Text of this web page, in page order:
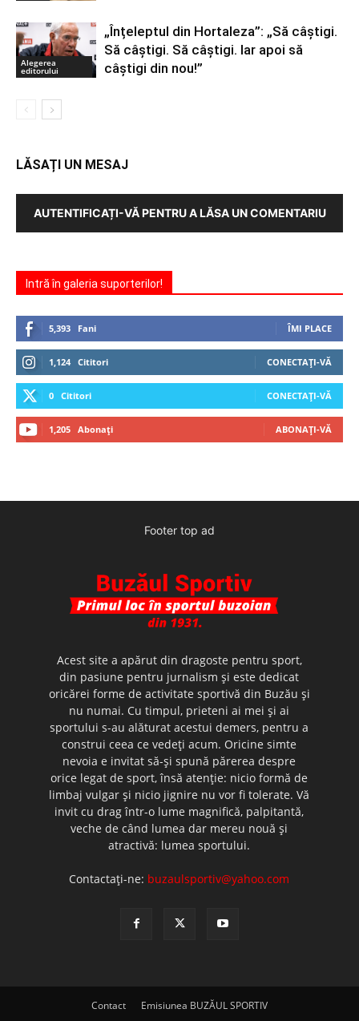
Alegerea
editorului
„Înțeleptul din Hortaleza”: „Să câștigi.
Să câștigi. Să câștigi. Iar apoi să
câștigi din nou!”
LĂSAȚI UN MESAJ
AUTENTIFICAȚI-VĂ PENTRU A LĂSA UN COMENTARIU
Intră în galeria suporterilor!
5,393 Fani ÎMI PLACE
1,124 Cititori CONECTAȚI-VĂ
0 Cititori CONECTAȚI-VĂ
1,205 Abonați ABONAȚI-VĂ
Footer top ad
Acest site a apărut din dragoste pentru sport,
din pasiune pentru jurnalism şi este dedicat
oricărei forme de activitate sportivă din Buzău şi
nu numai. Cu timpul, prieteni ai mei şi ai
sportului s-au alăturat acestui demers, pentru a
construi ceea ce vedeţi acum. Oricine simte
nevoia e invitat să-şi spună părerea despre
orice legat de sport, însă atenţie: nicio formă de
limbaj vulgar şi nicio jignire nu vor fi tolerate. Vă
invit cu drag într-o lume magnifică, palpitantă,
veche de când lumea dar mereu nouă şi
atractivă: lumea sportului.
Contactați-ne: buzaulsportiv@yahoo.com
Contact Emisiunea BUZĂUL SPORTIV